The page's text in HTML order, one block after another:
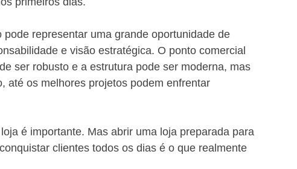
representar uma grande oportunidade de
e visão estratégica. O ponto comercial
ser robusto e a estrutura pode ser moderna, mas
até os melhores projetos podem enfrentar
é importante. Mas abrir uma loja preparada para
clientes todos os dias é o que realmente